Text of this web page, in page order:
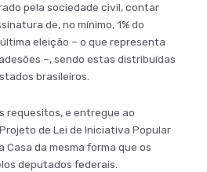
pela sociedade civil, contar
de, no mínimo, 1% do
eleição – o que representa
–, sendo estas distribuídas
brasileiros.
requesitos, e entregue ao
de Lei de Iniciativa Popular
da mesma forma que os
deputados federais.